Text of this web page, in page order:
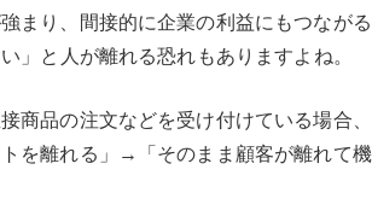
まり、間接的に企業の利益にもつなが
」と人が離れる恐れもありますよね。
商品の注文などを受け付けている場合
を離れる」→「そのまま顧客が離れて